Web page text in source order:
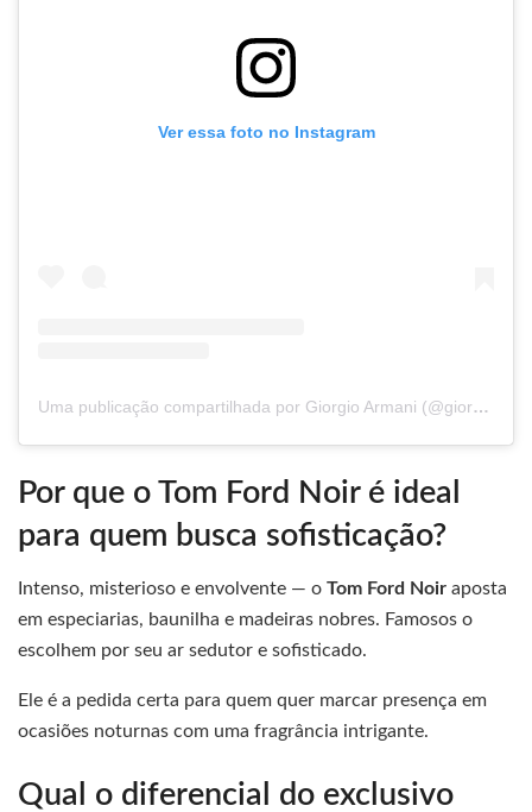
Ver essa foto no Instagram
Uma publicação compartilhada por Giorgio Armani (@giorgioarmani)
Por que o Tom Ford Noir é ideal
para quem busca sofisticação?
Intenso, misterioso e envolvente — o Tom Ford Noir aposta
em especiarias, baunilha e madeiras nobres. Famosos o
escolhem por seu ar sedutor e sofisticado.
Ele é a pedida certa para quem quer marcar presença em
ocasiões noturnas com uma fragrância intrigante.
Qual o diferencial do exclusivo